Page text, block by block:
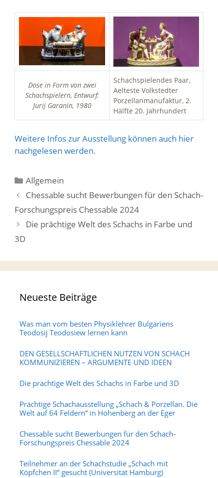
Dose in Form von zwei
Schachspielern, Entwurf:
Jurij Garanin, 1980
Schachspielendes Paar,
Aelteste Volkstedter
Porzellanmanufaktur, 2.
Hälfte 20. Jahrhundert
Weitere Infos zur Ausstellung können auch hier
nachgelesen werden.
Kategorien
Allgemein
Chessable sucht Bewerbungen für den Schach-
Forschungspreis Chessable 2024
Die prächtige Welt des Schachs in Farbe und
3D
Neueste Beiträge
Was man vom besten Physiklehrer Bulgariens
Teodosij Teodosiew lernen kann
DEN GESELLSCHAFTLICHEN NUTZEN VON SCHACH
KOMMUNIZIEREN – ARGUMENTE UND IDEEN
Die prächtige Welt des Schachs in Farbe und 3D
Prächtige Schachausstellung „Schach & Porzellan. Die
Welt auf 64 Feldern“ in Hohenberg an der Eger
Chessable sucht Bewerbungen für den Schach-
Forschungspreis Chessable 2024
Teilnehmer an der Schachstudie „Schach mit
Köpfchen II“ gesucht (Universität Hamburg)